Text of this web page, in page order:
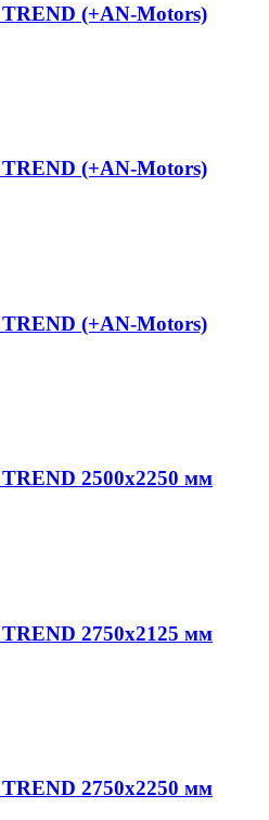
(+AN‑Motors)
(+AN‑Motors)
(+AN‑Motors)
2500х2250 мм
2750х2125 мм
2750х2250 мм